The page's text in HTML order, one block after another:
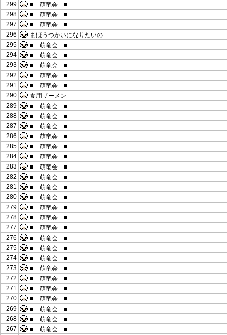
299
■ 萌竜会 ■
298
■ 萌竜会 ■
297
■ 萌竜会 ■
296
まほうつかいになりたいの
295
■ 萌竜会 ■
294
■ 萌竜会 ■
293
■ 萌竜会 ■
292
■ 萌竜会 ■
291
■ 萌竜会 ■
290
食用ザーメン
289
■ 萌竜会 ■
288
■ 萌竜会 ■
287
■ 萌竜会 ■
286
■ 萌竜会 ■
285
■ 萌竜会 ■
284
■ 萌竜会 ■
283
■ 萌竜会 ■
282
■ 萌竜会 ■
281
■ 萌竜会 ■
280
■ 萌竜会 ■
279
■ 萌竜会 ■
278
■ 萌竜会 ■
277
■ 萌竜会 ■
276
■ 萌竜会 ■
275
■ 萌竜会 ■
274
■ 萌竜会 ■
273
■ 萌竜会 ■
272
■ 萌竜会 ■
271
■ 萌竜会 ■
270
■ 萌竜会 ■
269
■ 萌竜会 ■
268
■ 萌竜会 ■
267
■ 萌竜会 ■